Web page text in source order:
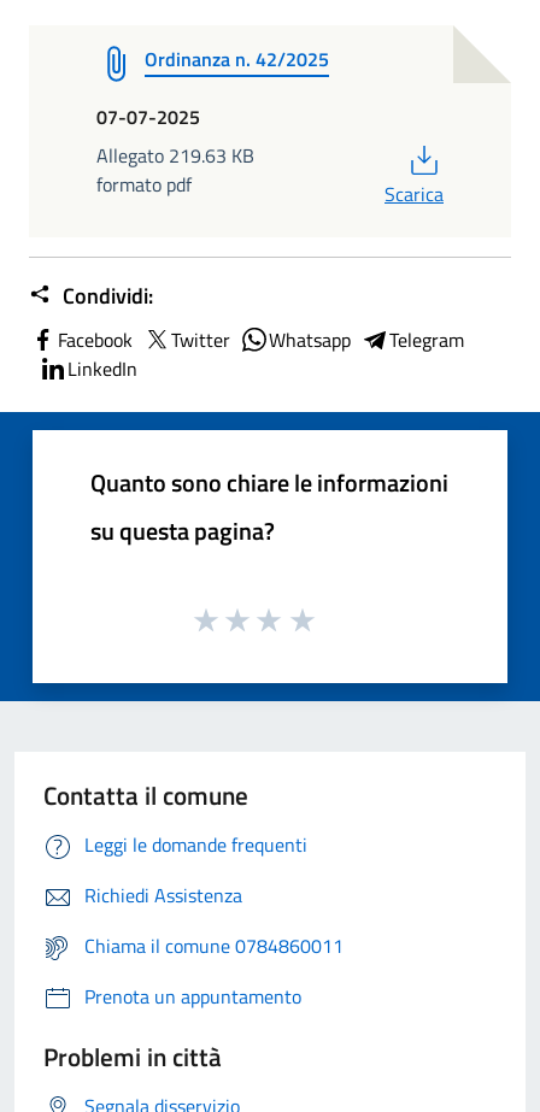
Ordinanza n. 42/2025
07-07-2025
Allegato 219.63 KB
formato pdf
Scarica
Condividi:
Facebook Twitter Whatsapp
Telegram
LinkedIn
Quanto sono chiare le informazioni
su questa pagina?
Contatta il comune
Leggi le domande frequenti
Richiedi Assistenza
Chiama il comune 0784860011
Prenota un appuntamento
Problemi in città